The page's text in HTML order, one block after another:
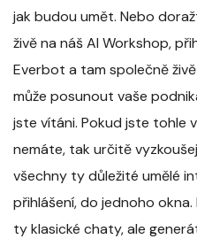
jak budou umět. Nebo
živě na náš AI Workshop,
Everbot a tam společně
může posunout vaše
jste vítáni. Pokud jste tohle
nemáte, tak určitě
všechny ty důležité umělé
přihlášení, do jednoho
ty klasické chaty, ale